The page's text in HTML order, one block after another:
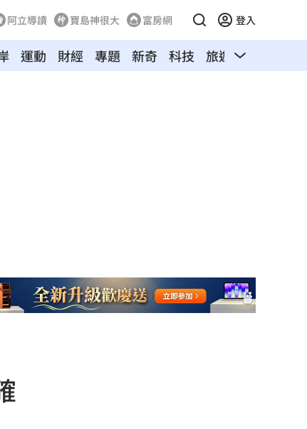
阿立導讀 寶島神很大 富房網 登入
運動 財經 專題 新奇 科技 旅遊 汽車